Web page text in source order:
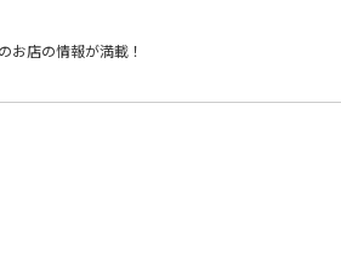
お店の情報が満載！